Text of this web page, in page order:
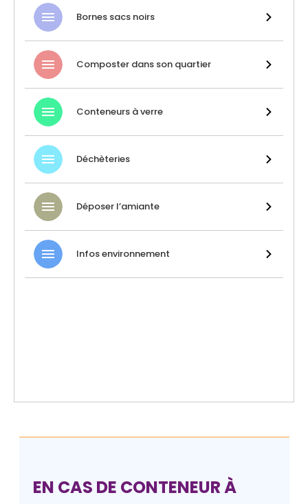
Bornes sacs noirs
Composter dans son quartier
Conteneurs à verre
Déchèteries
Déposer l’amiante
Infos environnement
EN CAS DE CONTENEUR À